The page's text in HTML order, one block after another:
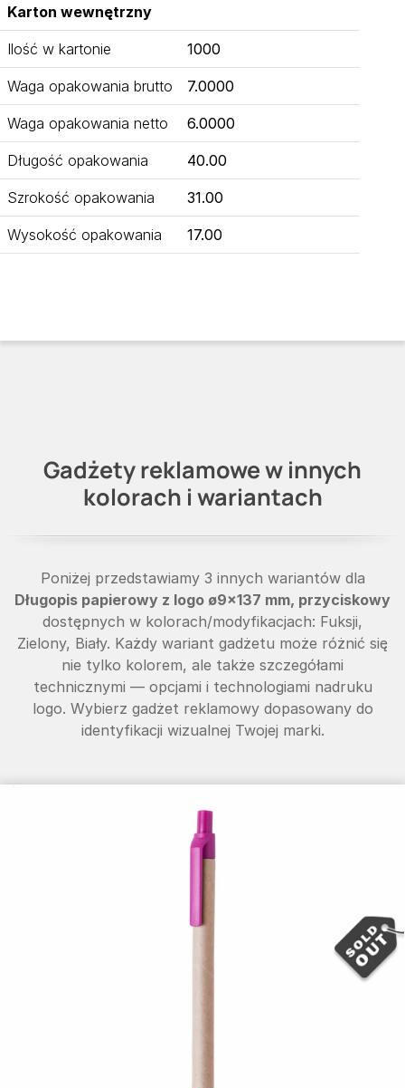
Karton wewnętrzny
Ilość w kartonie 1000
Waga opakowania brutto 7.0000
Waga opakowania netto 6.0000
Długość opakowania 40.00
Szrokość opakowania 31.00
Wysokość opakowania 17.00
Gadżety reklamowe w innych
kolorach i wariantach
Poniżej przedstawiamy 3 innych wariantów dla
Długopis papierowy z logo ø9×137 mm, przyciskowy
dostępnych w kolorach/modyfikacjach: Fuksji,
Zielony, Biały. Każdy wariant gadżetu może różnić się
nie tylko kolorem, ale także szczegółami
technicznymi — opcjami i technologiami nadruku
logo. Wybierz gadżet reklamowy dopasowany do
identyfikacji wizualnej Twojej marki.